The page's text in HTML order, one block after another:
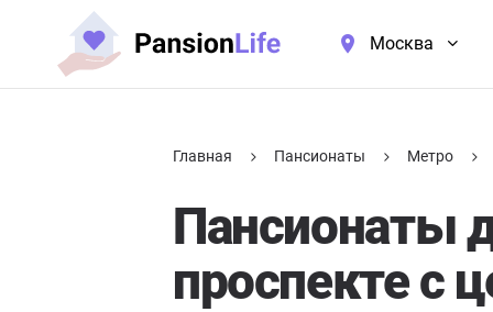
Москва
Главная Пансионаты Метро
Пансионаты
проспекте с